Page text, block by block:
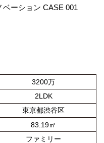
ベーション CASE 001
3200万
2LDK
東京都渋谷区
83.19㎡
ファミリー